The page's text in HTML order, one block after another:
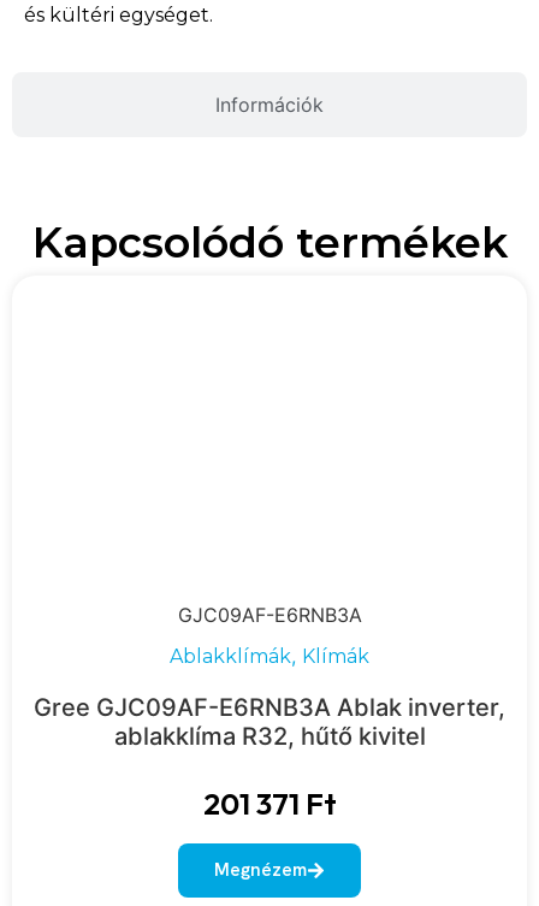
Információk
és kültéri egységet.
Kapcsolódó termékek
GJC09AF-E6RNB3A
Ablakklímák, Klímák
Gree GJC09AF-E6RNB3A Ablak inverter,
ablakklíma R32, hűtő kivitel
201 371 Ft
Megnézem